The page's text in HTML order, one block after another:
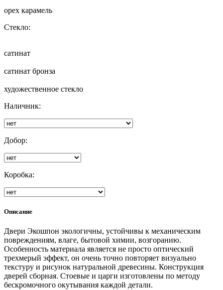
орех карамель
Стекло:
сатинат
сатинат бронза
художественное стекло
Наличник:
Добор:
Коробка:
Описание
Двери Экошпон экологичны, устойчивы к механическим
повреждениям, влаге, бытовой химии, возгоранию.
Особенность материала является не просто оптический
трехмерый эффект, он очень точно повторяет визуально
текстуру и рисунок натуральной древесины. Конструкция
дверей сборная. Стоевые и царги изготовлены по методу
бескромочного окутывания каждой детали.